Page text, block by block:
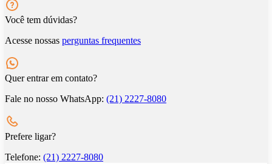
Você tem dúvidas?
Acesse nossas perguntas frequentes
Quer entrar em contato?
Fale no nosso WhatsApp: (21) 2227-8080
Prefere ligar?
Telefone: (21) 2227-8080